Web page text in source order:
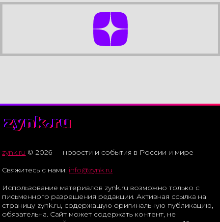
zynk.ru
zynk.ru © 2026 — новости и события в России и мире
Свяжитесь с нами: info@zynk.ru
Использование материалов zynk.ru возможно только с
письменного разрешения редакции. Активная ссылка на
страницу zynk.ru, содержащую оригинальную публикацию,
обязательна. Сайт может содержать контент, не